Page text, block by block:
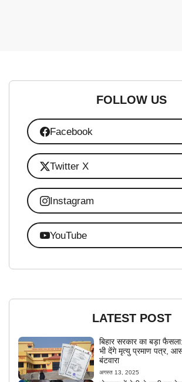
FOLLOW US
Facebook
Twitter X
Instagram
YouTube
LATEST POST
बिहार सरकार का बड़ा
भी देंगे मृत्यु प्रमाण पत्र,
बंटवारा
अगस्त 13, 2025